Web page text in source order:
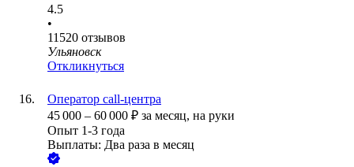
4.5
•
11520 отзывов
Ульяновск
Откликнуться
Оператор call-центра
45 000 – 60 000 ₽ за месяц, на руки
Опыт 1-3 года
Выплаты: Два раза в месяц